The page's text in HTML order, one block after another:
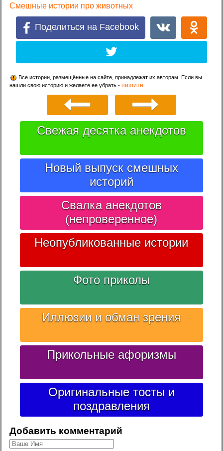
Смешные истории про животных
Поделиться на Facebook
Все истории, размещённые на сайте, принадлежат их авторам. Если вы
нашли свою историю и желаете ее убрать -пишите
Свежая десятка анекдотов
Новый выпуск смешных
историй
Свалка анекдотов
(непроверенное)
Неопубликованные истории
Фото приколы
Иллюзии и обман зрения
Прикольные афоризмы
Оригинальные тосты и
поздравления
Добавить комментарий